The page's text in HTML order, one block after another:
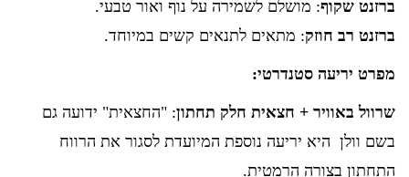
ברזנט שקוף: מושלם לשמירה על נוף ואור טבעי.
ברזנט רב חוזק: מתאים לתנאים קשים במיוחד.
מפרט יריעה סטנדרטי:
שרוול באוויר + חצאית חלק תחתון: "החצאית" ידועה גם
בשם וולן היא יריעה נוספת המיועדת לסגור את הרווח
התחתון בצורה הרמטית.